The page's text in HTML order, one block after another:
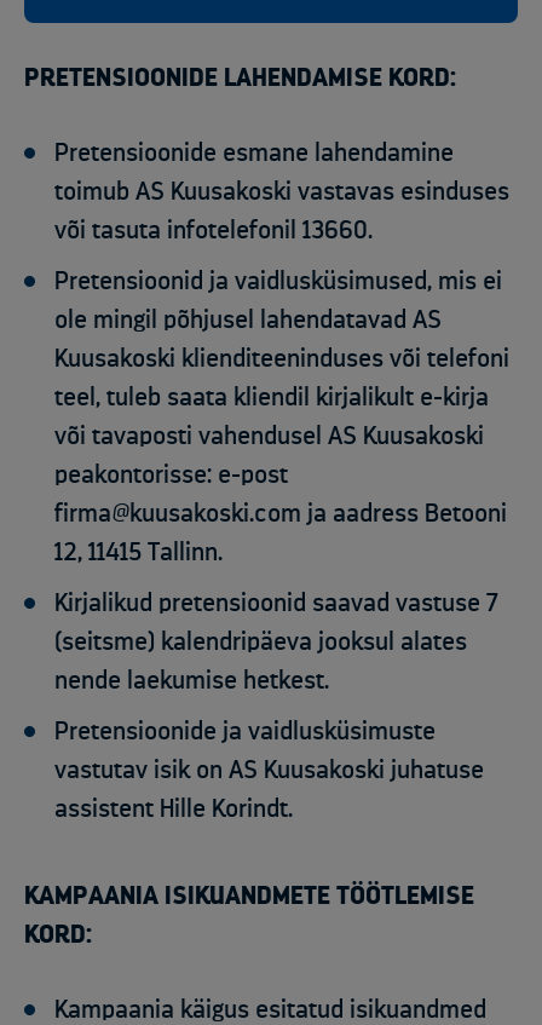
PRETENSIOONIDE LAHENDAMISE KORD:
Pretensioonide esmane lahendamine
toimub AS Kuusakoski vastavas esinduses
või tasuta infotelefonil 13660.
Pretensioonid ja vaidlusküsimused, mis ei
ole mingil põhjusel lahendatavad AS
Kuusakoski klienditeeninduses või telefoni
teel, tuleb saata kliendil kirjalikult e-kirja
või tavaposti vahendusel AS Kuusakoski
peakontorisse: e-post
firma@kuusakoski.com ja aadress Betooni
12, 11415 Tallinn.
Kirjalikud pretensioonid saavad vastuse 7
(seitsme) kalendripäeva jooksul alates
nende laekumise hetkest.
Pretensioonide ja vaidlusküsimuste
vastutav isik on AS Kuusakoski juhatuse
assistent Hille Korindt.
KAMPAANIA ISIKUANDMETE TÖÖTLEMISE
KORD:
Kampaania käigus esitatud isikuandmed